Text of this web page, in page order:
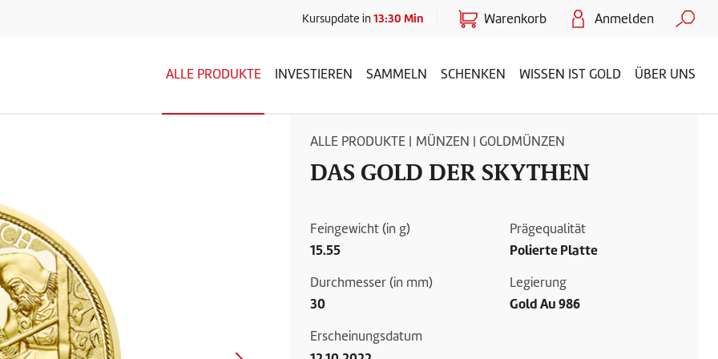
Kursupdate in 13:30 Min Warenkorb Anmelden
ALLE PRODUKTE INVESTIEREN SAMMELN SCHENKEN WISSEN IST GOLD ÜBER UNS
ALLE PRODUKTE | MÜNZEN | GOLDMÜNZEN
DAS GOLD DER SKYTHEN
Feingewicht (in g)
15.55
Prägequalität
Polierte Platte
Durchmesser (in mm)
30
Legierung
Gold Au 986
Erscheinungsdatum